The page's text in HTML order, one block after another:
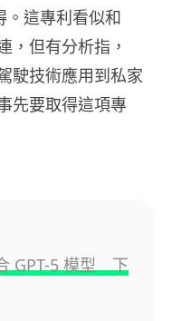
。這專利看似和
，但有分析指，
駛技術應用到私家
先要取得這項專
GPT-5 模型 下